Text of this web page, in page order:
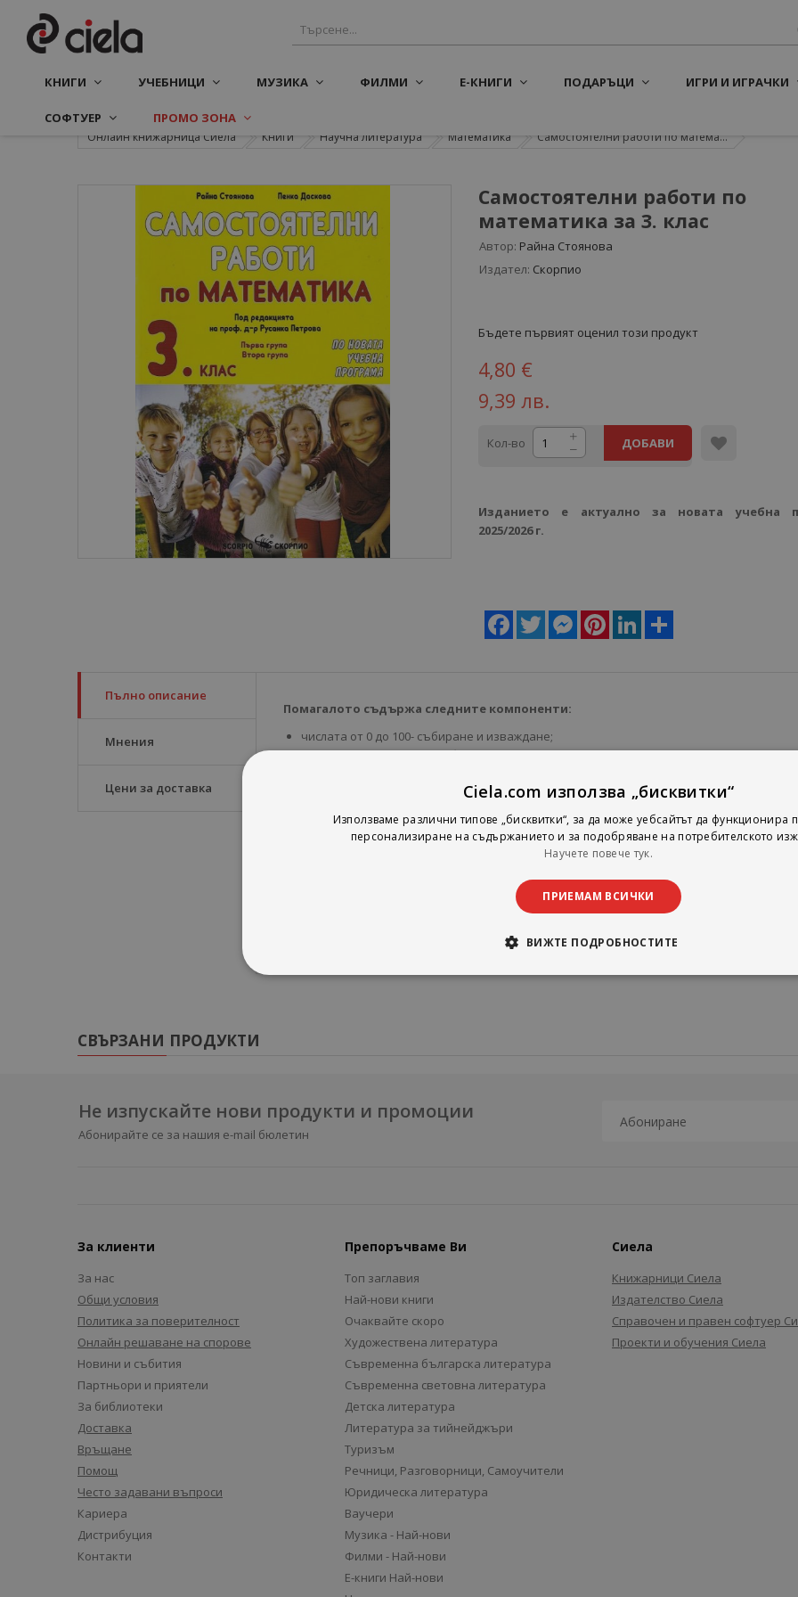
КНИГИ УЧЕБНИЦИ МУЗИКА ФИЛМИ Е-КНИГИ ПОДАРЪЦИ ИГРИ И ИГРАЧКИ
СОФТУЕР ПРОМО ЗОНА
Онлайн книжарница Сиела Книги Научна литература Математика Самостоятелни работи по матема...
Самостоятелни работи по
математика за 3. клас
Автор: Райна Стоянова
Издател: Скорпио
Бъдете първият оценил този продукт
4,80 €
9,39 лв.
Кол-во ДОБАВИ
Изданието е актуално за новата учебна
2025/2026 г.
Facebook
Twitter MessengerPinterestLinkedIn
Пълно описание
Мнения
Цени за доставка
Помагалото съдържа следните компоненти:
числата от 0 до 100- събиране и изваждане;
числата от 101 до 1000- събиране и изваждане;
числата от 101 до 1000- събиране и изваждане с преминаване;
събиране и изваждане на числата до 1000 с две преминавания;
умножение на числата до 1000 с едноцифрено число.
Помагалото е подходящо за работа в учебния час и в часа за
СВЪРЗАНИ ПРОДУКТИ
Не изпускайте нови продукти и промоции
Абонирайте се за нашия e-mail бюлетин
За клиенти
За нас
Общи условия
Политика за поверителност
Онлайн решаване на спорове
Новини и събития
Партньори и приятели
За библиотеки
Доставка
Връщане
Помощ
Често задавани въпроси
Кариера
Дистрибуция
Контакти
Препоръчваме Ви
Топ заглавия
Най-нови книги
Очаквайте скоро
Художествена литература
Съвременна българска литература
Съвременна световна литература
Детска литература
Литература за тийнейджъри
Туризъм
Речници, Разговорници, Самоучители
Юридическа литература
Ваучери
Музика - Най-нови
Филми - Най-нови
Е-книги Най-нови
Сиела
Книжарници Сиела
Издателство Сиела
Справочен и правен софтуер
Проекти и обучения Сиела
Ciela.com използва „бисквитки“
Използваме различни типове „бисквитки“, за да може уебсайтът да функционира
персонализиране на съдържанието и за подобряване на потребителското
Научете повече тук.
ПРИЕМАМ ВСИЧКИ
ВИЖТЕ ПОДРОБНОСТИТЕ